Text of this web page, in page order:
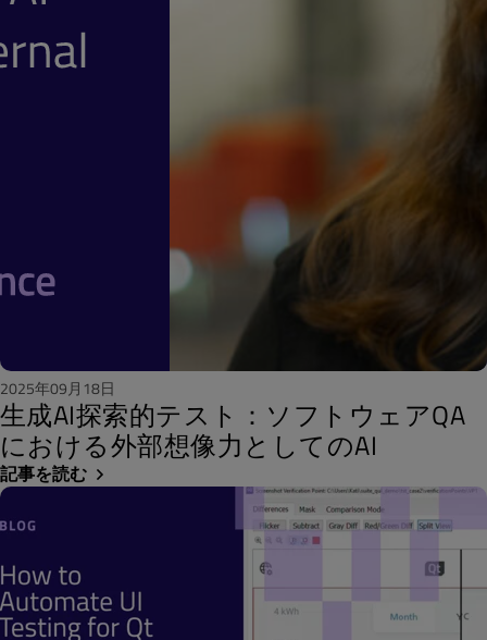
2025年09月18日
生成AI探索的テスト：ソフトウェアQA
における外部想像力としてのAI
記事を読む